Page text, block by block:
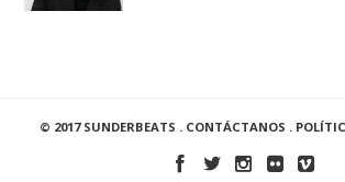
© 2017 SUNDERBEATS . CONTÁCTANOS .